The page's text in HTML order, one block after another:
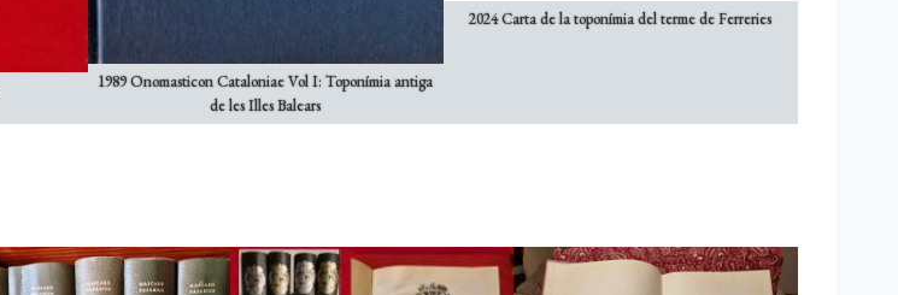
1989 Onomasticon Cataloniae Vol I: Toponímia antiga
de les Illes Balears
2024 Carta de la toponímia del terme de Ferreries